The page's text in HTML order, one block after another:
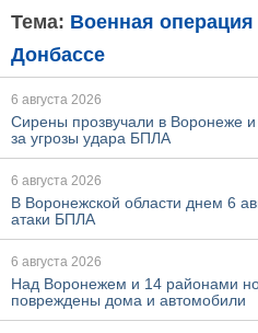
Тема: Военная
Донбассе
6 августа 2026
Сирены прозвучали в Воронеже и
за угрозы удара БПЛА
6 августа 2026
В Воронежской области днем 6
атаки БПЛА
6 августа 2026
Над Воронежем и 14 районами
повреждены дома и автомобили